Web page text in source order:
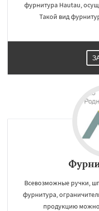
фурнитура Hautau,
Такой вид
Всевозможные ручки,
фурнитура,
продукцию